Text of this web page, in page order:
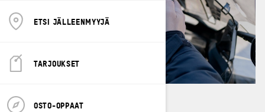
ETSI JÄLLEENMYYJÄ
TARJOUKSET
OSTO-OPPAAT